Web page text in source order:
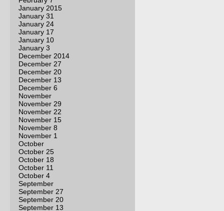
January 2015
January 31
January 24
January 17
January 10
January 3
December 2014
December 27
December 20
December 13
December 6
November
November 29
November 22
November 15
November 8
November 1
October
October 25
October 18
October 11
October 4
September
September 27
September 20
September 13